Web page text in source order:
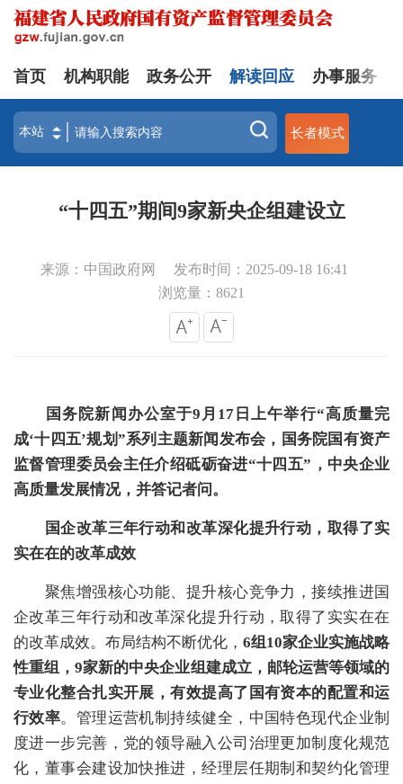
首页 机构职能 政务公开 解读回应 办事服务
长者模式
“十四五”期间9家新央企组建设立
来源：中国政府网
发布时间：2025-09-18 16:41
浏览量： 8621
国务院新闻办公室于9月17日上午举行“高质量完
成‘十四五’规划”系列主题新闻发布会，国务院国有资产
监督管理委员会主任介绍砥砺奋进“十四五”，中央企业
高质量发展情况，并答记者问。
国企改革三年行动和改革深化提升行动，取得了实
实在在的改革成效
聚焦增强核心功能、提升核心竞争力，接续推进国
企改革三年行动和改革深化提升行动，取得了实实在在
的改革成效。布局结构不断优化， 6组10家企业实施战略
性重组，9家新的中央企业组建成立，邮轮运营等领域的
专业化整合扎实开展，有效提高了国有资本的配置和运
行效率。管理运营机制持续健全，中国特色现代企业制
度进一步完善，党的领导融入公司治理更加制度化规范
化，董事会建设加快推进，经理层任期制和契约化管理